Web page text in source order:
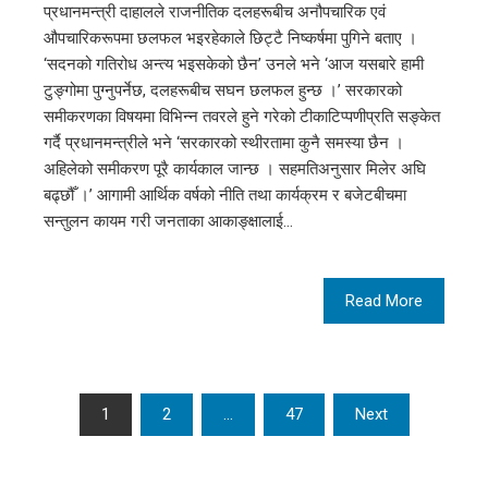
प्रधानमन्त्री दाहालले राजनीतिक दलहरूबीच अनौपचारिक एवं
औपचारिकरूपमा छलफल भइरहेकाले छिट्टै निष्कर्षमा पुगिने बताए ।
‘सदनको गतिरोध अन्त्य भइसकेको छैन’ उनले भने ‘आज यसबारे हामी
टुङ्गोमा पुग्नुपर्नेछ, दलहरूबीच सघन छलफल हुन्छ ।’ सरकारको
समीकरणका विषयमा विभिन्न तवरले हुने गरेको टीकाटिप्पणीप्रति सङ्केत
गर्दै प्रधानमन्त्रीले भने ‘सरकारको स्थीरतामा कुनै समस्या छैन ।
अहिलेको समीकरण पूरै कार्यकाल जान्छ । सहमतिअनुसार मिलेर अघि
बढ्छौँ ।’ आगामी आर्थिक वर्षको नीति तथा कार्यक्रम र बजेटबीचमा
सन्तुलन कायम गरी जनताका आकाङ्क्षालाई…
Read More
Posts
1 2 … 47 Next